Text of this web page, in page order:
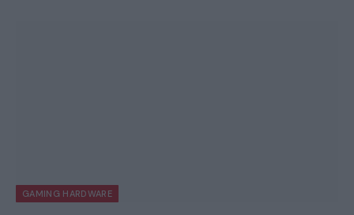
GAMING HARDWARE